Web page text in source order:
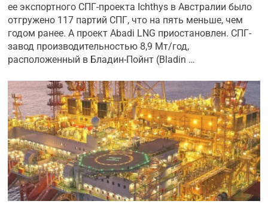
ее экспортного СПГ-проекта Ichthys в Австралии было
отгружено 117 партий СПГ, что на пять меньше, чем
годом ранее. А проект Abadi LNG приостановлен. СПГ-
завод производительностью 8,9 Мт/год,
расположенный в Бладин-Пойнт (Bladin …